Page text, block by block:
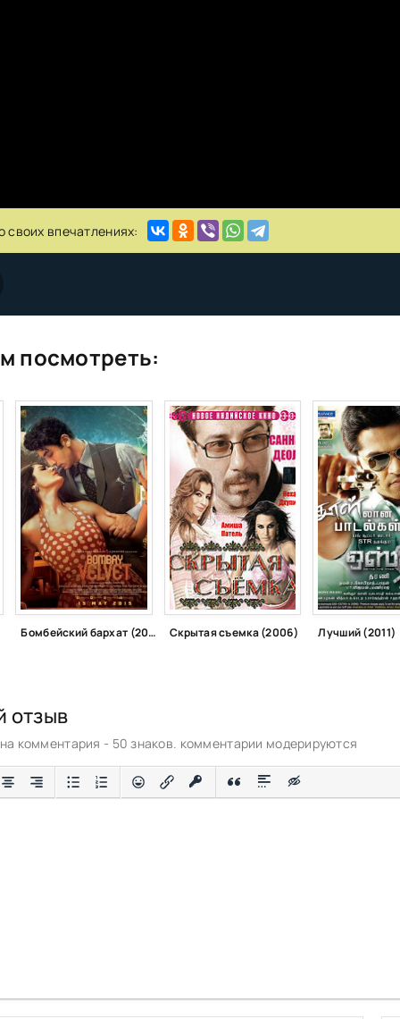
своих впечатлениях:
посмотреть:
Бомбейский бархат (2015) Скрытая съемка (2006) Лучший (2011)
отзыв
комментария - 50 знаков. комментарии модерируются